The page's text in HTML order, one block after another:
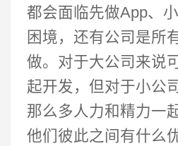
都会面临先做App、
困境，还有公司是所
做。对于大公司来说
起开发，但对于小公
那么多人力和精力一
他们彼此之间有什么